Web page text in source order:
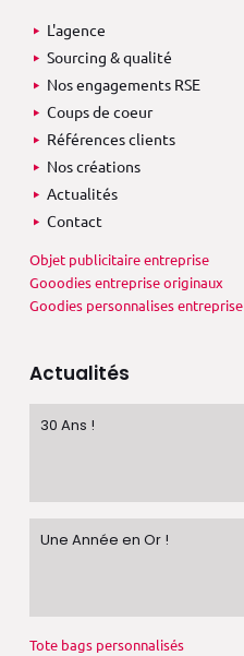
L'agence
Sourcing & qualité
Nos engagements RSE
Coups de coeur
Références clients
Nos créations
Actualités
Contact
Objet publicitaire entreprise
Gooodies entreprise originaux
Goodies personnalises entreprise
Actualités
30 Ans !
Une Année en Or !
Tote bags personnalisés